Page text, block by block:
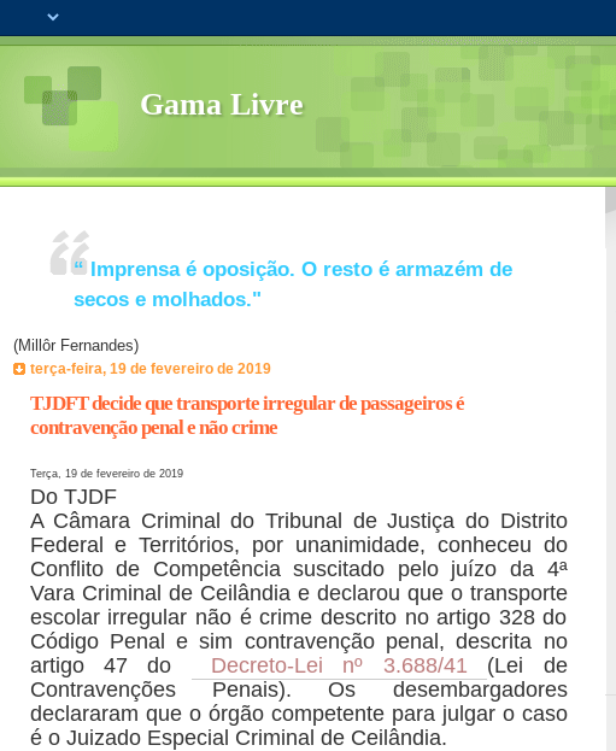
Gama Livre
“ Imprensa é oposição. O resto é armazém de
secos e molhados."
(Millôr Fernandes)
terça-feira, 19 de fevereiro de 2019
TJDFT decide que transporte irregular de passageiros é
contravenção penal e não crime
Terça, 19 de fevereiro de 2019
Do TJDF
A Câmara Criminal do Tribunal de Justiça do Distrito
Federal e Territórios, por unanimidade, conheceu do
Conflito de Competência suscitado pelo juízo da 4ª
Vara Criminal de Ceilândia e declarou que o transporte
escolar irregular não é crime descrito no artigo 328 do
Código Penal e sim contravenção penal, descrita no
artigo 47 do
Decreto-Lei nº 3.688/41 (Lei de
Contravenções Penais). Os desembargadores
declararam que o órgão competente para julgar o caso
é o Juizado Especial Criminal de Ceilândia.